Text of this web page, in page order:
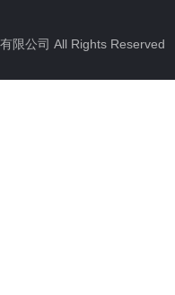
光谱
室仪器设备
限公司 All Rights